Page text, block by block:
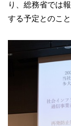
り、総務省では
する予定とのこと